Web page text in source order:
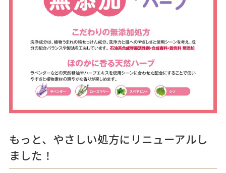
もっと、やさしい処方にリニューアルし
ました！